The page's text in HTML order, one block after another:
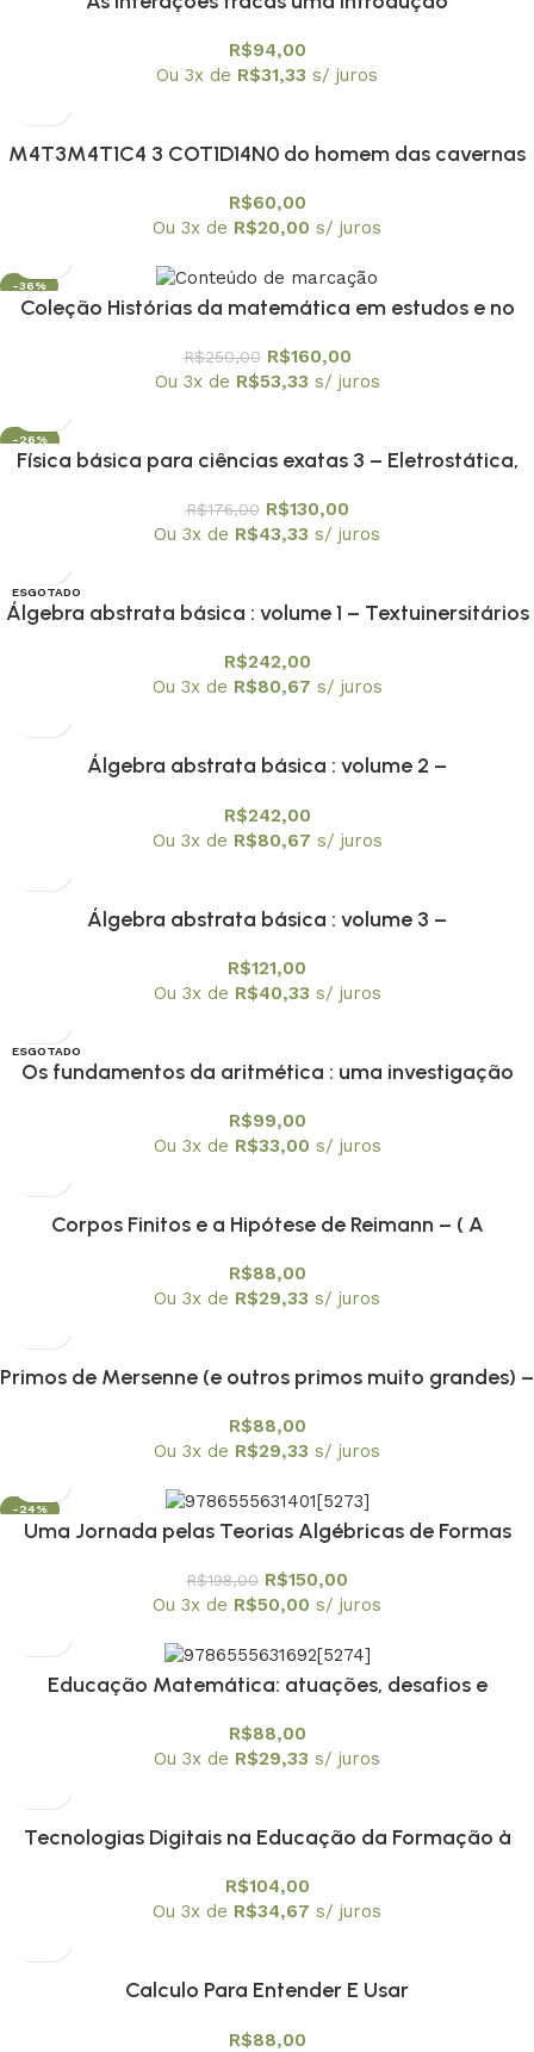
R$94,00
Ou 3x de R$31,33 s/ juros
M4T3M4T1C4 3 COT1D14N0 do homem das cavernas
R$60,00
Ou 3x de R$20,00 s/ juros
-36%
Coleção Histórias da matemática em estudos e no
R$250,00 R$160,00
Ou 3x de R$53,33 s/ juros
-26%
Física básica para ciências exatas 3 – Eletrostática,
R$176,00 R$130,00
Ou 3x de R$43,33 s/ juros
ESGOTADO
Álgebra abstrata básica : volume 1 – Textuinersitários
R$242,00
Ou 3x de R$80,67 s/ juros
Álgebra abstrata básica : volume 2 –
R$242,00
Ou 3x de R$80,67 s/ juros
Álgebra abstrata básica : volume 3 –
R$121,00
Ou 3x de R$40,33 s/ juros
ESGOTADO
OFERTA
Os fundamentos da aritmética : uma investigação
Textuniversitários 11
R$99,00
Ou 3x de R$33,00 s/ juros
Corpos Finitos e a Hipótese de Reimann – ( A
R$88,00
Ou 3x de R$29,33 s/ juros
Primos de Mersenne (e outros primos muito grandes) –
R$88,00
Ou 3x de R$29,33 s/ juros
-24%
Uma Jornada pelas Teorias Algébricas de Formas
R$198,00 R$150,00
Ou 3x de R$50,00 s/ juros
Educação Matemática: atuações, desafios e
de fevereiro
R$88,00
Ou 3x de R$29,33 s/ juros
Tecnologias Digitais na Educação da Formação à
R$104,00
Ou 3x de R$34,67 s/ juros
Calculo Para Entender E Usar
R$88,00